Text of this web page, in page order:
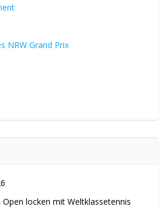
NRW Grand Prix
locken mit Weltklassetennis